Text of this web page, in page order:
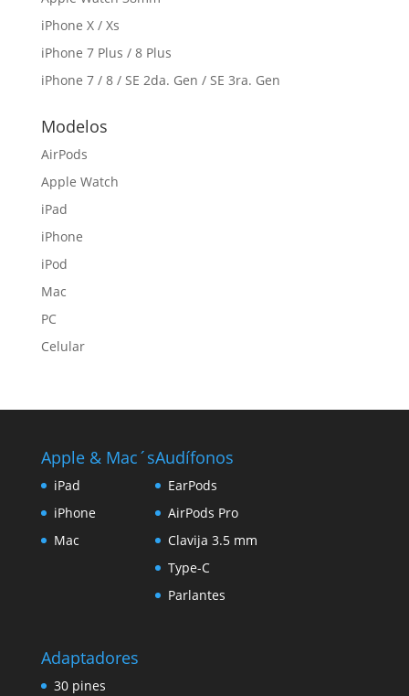
iPhone X / Xs
iPhone 7 Plus / 8 Plus
iPhone 7 / 8 / SE 2da. Gen / SE 3ra. Gen
Modelos
AirPods
Apple Watch
iPad
iPhone
iPod
Mac
PC
Celular
Apple & Mac´s
iPad
iPhone
Mac
Audífonos
EarPods
AirPods Pro
Clavija 3.5 mm
Type-C
Parlantes
Adaptadores
30 pines